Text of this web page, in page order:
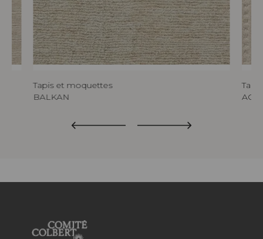
Tapis et moquettes
BALKAN